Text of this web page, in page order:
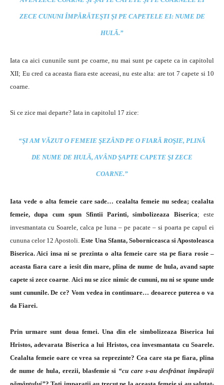
ZECE CUNUNI ÎMPĂRĂTEŞTI ŞI PE CAPETELE EI: NUME DE
HULĂ.”
Iata ca aici cununile sunt pe coarne, nu mai sunt pe capete ca in capitolul
XII; Eu cred ca aceasta fiara este aceeasi, nu este alta: are tot 7 capete si 10
coarne.
Si ce zice mai departe? Iata in capitolul 17 zice:
“ŞI AM VĂZUT O FEMEIE ŞEZÂND PE O FIARĂ ROŞIE, PLINĂ
DE NUME DE HULĂ, AVÂND ŞAPTE CAPETE ŞI ZECE
COARNE.”
Iata vede o alta femeie care sade… cealalta femeie nu sedea; cealalta
femeie, dupa cum spun Sfintii Parinti, simbolizeaza Biserica; este
invesmantata cu Soarele, calca pe luna – pe pacate – si poarta pe capul ei
cununa celor 12 Apostoli.Este Una Sfanta, Soborniceasca si Apostoleasca
Biserica. Aici insa ni se prezinta o alta femeie care sta pe fiara rosie –
aceasta fiara care a iesit din mare, plina de nume de hula, avand sapte
capete si zece coarne.Aici nu se zice nimic de cununi, nu ni se spune unde
sunt cununile. De ce? Vom vedea in continuare… deoarece puterea o va
da Fiarei.
Prin urmare sunt doua femei. Una din ele simbolizeaza Biserica lui
Hristos, adevarata Biserica a lui Hristos, cea invesmantata cu Soarele.
Cealalta femeie oare ce vrea sa reprezinte? Cea care sta pe fiara, plina
de nume de hula, erezii, blasfemie si “cu care s-au desfrânat împăraţii